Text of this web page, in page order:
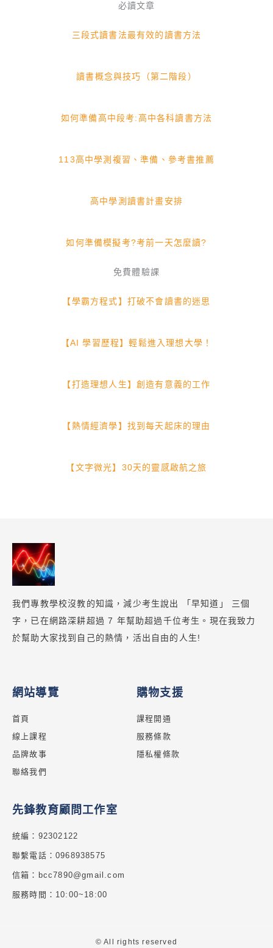
必讀文章
三段式讀書法最有效的讀書方法
讀書概念與技巧（第二階段）
如何準備高中段考:高中各科讀書方法
113高中學測複習、準備、參考書推薦
高中學測讀書計畫安排
如何準備模擬考?考前一天怎麼讀?
免費體驗課
【學霸方程式】打破不會讀書的迷思
【AI 學習歷程】輕鬆進入理想大學！
【打造理想人生】創造有意義的工作
【熱情經濟學】找到每天起床的理由
【文字微光】30天的靈感啟航之旅
我們專教學校沒教的知識，減少考生說出 「早知道」 三個
字，已在網路深耕超過 7 年幫助超過千位考生。現在我致力
於幫助大家找到自己的熱情，活出自由的人生!
網站導覽
首頁
線上課程
品牌故事
聯絡我們
購物支援
課程開通
服務條款
隱私權條款
先鋒教育顧問工作室
統編：92302122
聯繫電話：0968938575
信箱：bcc7890@gmail.com
服務時間：10:00~18:00
© All rights reserved